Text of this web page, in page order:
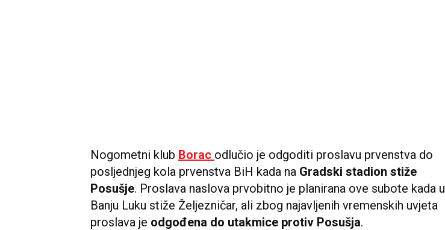
Nogometni klub Borac odlučio je odgoditi proslavu prvenstva do
posljednjeg kola prvenstva BiH kada na Gradski stadion stiže
Posušje. Proslava naslova prvobitno je planirana ove subote kada u
Banju Luku stiže Željezničar, ali zbog najavljenih vremenskih uvjeta
proslava je odgođena do utakmice protiv Posušja.